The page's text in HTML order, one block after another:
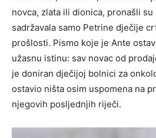
novca, zlata ili dionica, pronašli
sadržavala samo Petrine dječije
prošlosti. Pismo koje je Ante
užasnu istinu: sav novac od
je doniran dječijoj bolnici za
ostavio ništa osim uspomena na
njegovih posljednjih riječi.